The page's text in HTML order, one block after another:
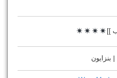
]]